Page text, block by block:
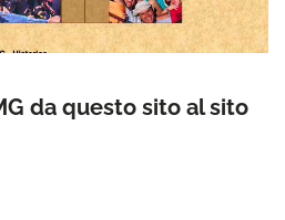
da questo sito al sito